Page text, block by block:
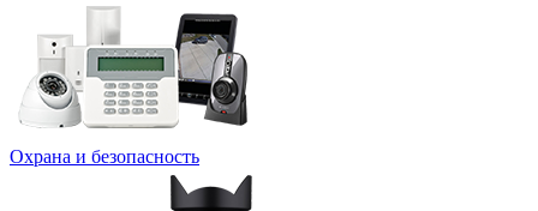
Охрана и безопасность